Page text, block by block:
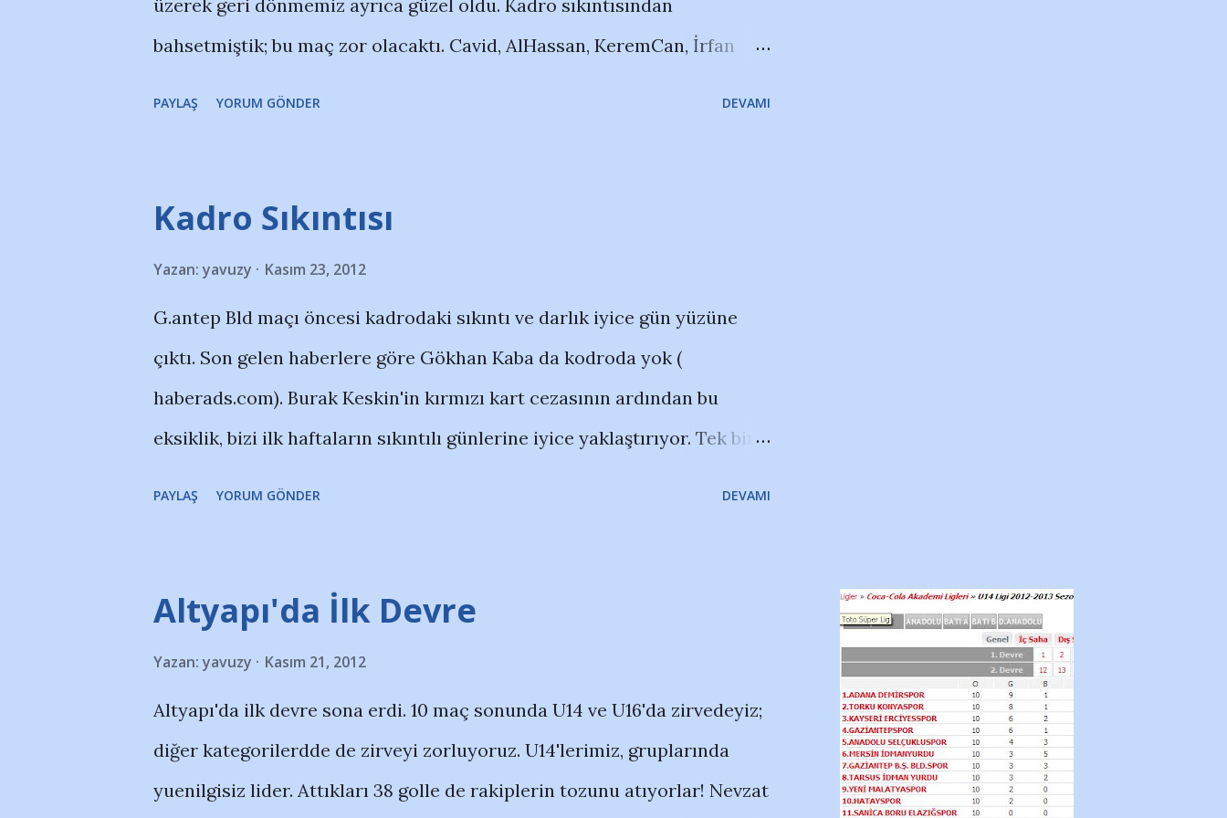
şanı buluyor. Sonraki sezo Hacettepe'nin asıl kalecisi oluyor ilk devre
ardından devre arasında bize...
üzerek geri dönmemiz ayrıca güzel oldu. Kadro sıkıntısından
bahsetmiştik; bu maç zor olacaktı. Cavid, AlHassan, KeremCan, İrfan
Şener'indi. Geçen seni bizi penaltı noktasından alan Şener, bu yıl kaldığı
verdi. Teşekkürler Şener! Bu galibiyetle başaltına tutunma yolunda
önemli bir adım attık.
PAYLAŞ YORUM GÖNDER DEVAMI
Kadro Sıkıntısı
Yazan: yavuzy Kasım 23, 2012
G.antep Bld maçı öncesi kadrodaki sıkıntı ve darlık iyice gün yüzüne
çıktı. Son gelen haberlere göre Gökhan Kaba da kodroda yok (
haberads.com). Burak Keskin'in kırmızı kart cezasının ardından bu
eksiklik, bizi ilk haftaların sıkıntılı günlerine iyice yaklaştırıyor. Tek bir
zenginleştiremeyen; AlHassan ve Hüseyin Cimşir gibi kötü transferler
yapan yönetimin de kulaklarını yeniden çınlatmak gerekiyor. Bu maçın
zorluğu, rakibin gücünden çok bizim eksiklerimizden kaynaklanıyor. Bu
eksiklikleri gidermek için herkesin iki kat mücadelesi zorunlu!
PAYLAŞ YORUM GÖNDER DEVAMI
Altyapı'da İlk Devre
Yazan: yavuzy Kasım 21, 2012
Altyapı'da ilk devre sona erdi. 10 maç sonunda U14 ve U16'da zirvedeyiz;
diğer kategorilerdde de zirveyi zorluyoruz. U14'lerimiz, gruplarında
yuenilgisiz lider. Attıkları 38 golle de rakiplerin tozunu atıyorlar! Nevzat